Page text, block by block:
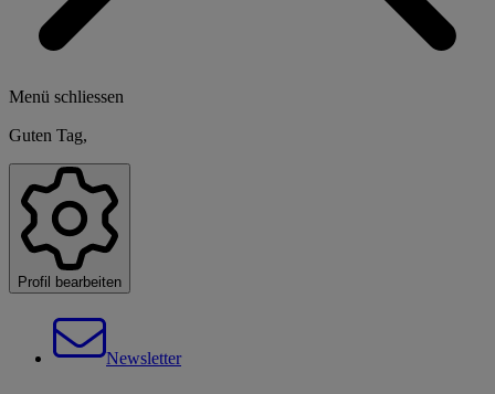
Menü schliessen
Guten Tag,
Profil bearbeiten
Newsletter